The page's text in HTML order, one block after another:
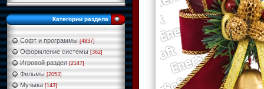
Категории раздела
Софт и программы [4837]
Оформление системы [362]
Игровой раздел [2147]
Фильмы [2053]
Музыка [143]